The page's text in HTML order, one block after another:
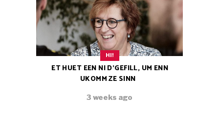
HI!
ET HUET EEN NI D’GEFILL, UM ENN
UKOMM ZE SINN
3 weeks ago